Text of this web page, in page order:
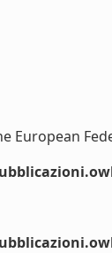
European